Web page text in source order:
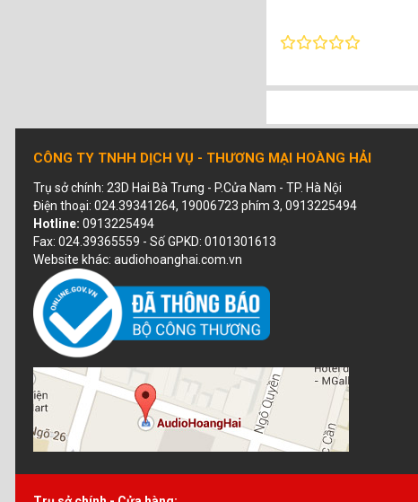
CÔNG TY TNHH DỊCH VỤ - THƯƠNG MẠI HOÀNG HẢI
Trụ sở chính: 23D Hai Bà Trưng - P.Cửa Nam - TP. Hà Nội
Điện thoại: 024.39341264, 19006723 phím 3, 0913225494
Hotline: 0913225494
Fax: 024.39365559 - Số GPKD: 0101301613
Website khác: audiohoanghai.com.vn